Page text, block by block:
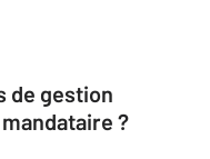
de gestion
?